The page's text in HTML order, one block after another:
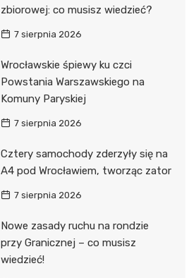
zbiorowej: co musisz wiedzieć?
7 sierpnia 2026
Wrocławskie śpiewy ku czci
Powstania Warszawskiego na
Komuny Paryskiej
7 sierpnia 2026
Cztery samochody zderzyły się na
A4 pod Wrocławiem, tworząc zator
7 sierpnia 2026
Nowe zasady ruchu na rondzie
przy Granicznej – co musisz
wiedzieć!